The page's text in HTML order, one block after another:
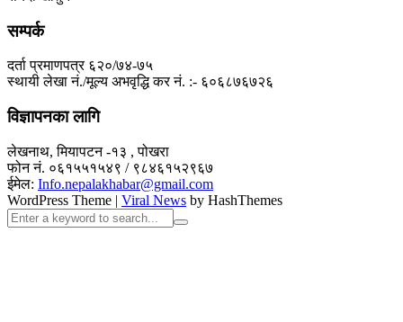
सम्पर्क
दर्ता प्रमाणपत्र ६२०/७४-७५
स्थायी लेखा नं./मूल्य अभवृद्धि कर नं. :- ६०६८७६७२६
विज्ञापनका लागि
लेखनाथ, मियापटन -१३ , पोखरा
फोन नं. ०६१५५१५४९ / ९८४६१५२९६७
ईमेल: Info.nepalakhabar@gmail.com
WordPress Theme | Viral News by HashThemes